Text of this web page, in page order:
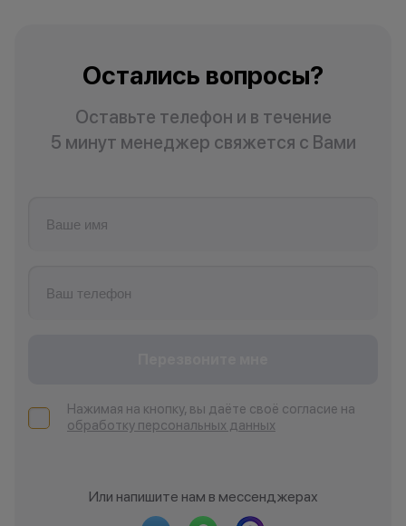
Остались вопросы?
Оставьте телефон и в течение
5 минут менеджер свяжется с Вами
Нажимая на кнопку, вы даёте своё согласие на
обработку персональных данных
Или напишите нам в мессенджерах